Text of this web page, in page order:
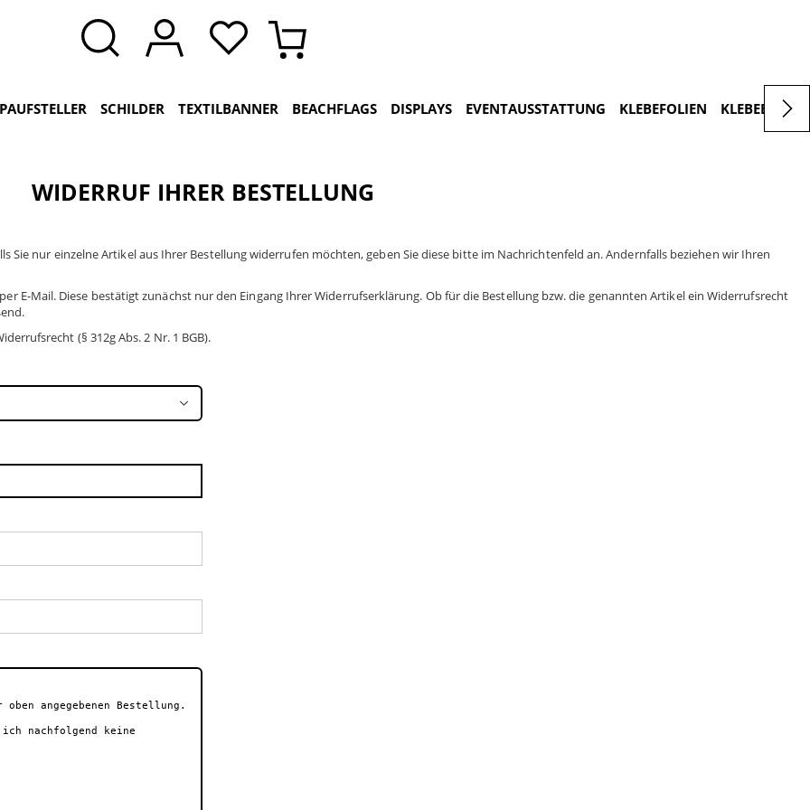
SCHILDER TEXTILBANNER BEACHFLAGS DISPLAYS EVENTAUSSTATTUNG KLEBEFOLIEN
WIDERRUF IHRER BESTELLUNG
Sie nur einzelne Artikel aus Ihrer Bestellung widerrufen möchten, geben Sie diese bitte im Nachrichtenfeld an. Andernfalls beziehen wir Ihren
E-Mail. Diese bestätigt zunächst nur den Eingang Ihrer Widerrufserklärung. Ob für die Bestellung bzw. die genannten Artikel ein Widerrufsrecht
(§ 312g Abs. 2 Nr. 1 BGB).